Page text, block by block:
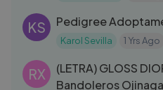
KS Pedigree
Karol Sevilla 1 Yrs Ago
RX
(LETRA) GLOSS
Bandoleros